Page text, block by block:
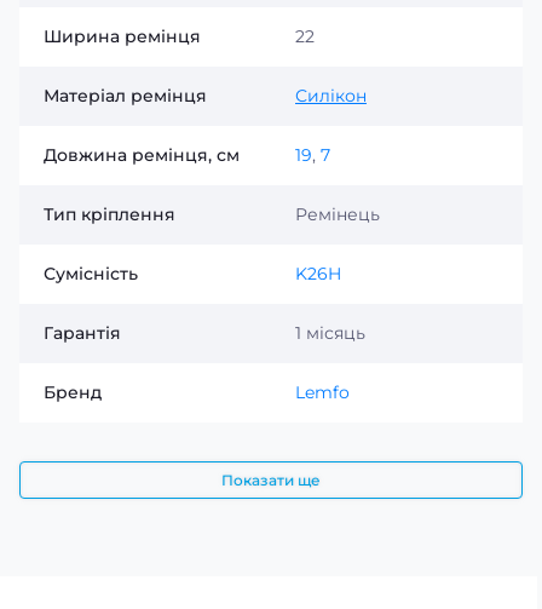
Ширина ремінця 22
Матеріал ремінця Силікон
Довжина ремінця, см 19, 7
Тип кріплення Ремінець
Сумісність K26H
Гарантія 1 місяць
Бренд Lemfo
Показати ще